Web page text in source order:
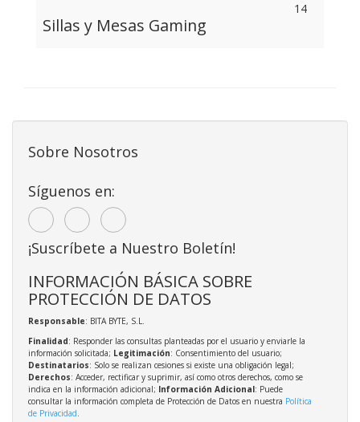
Sillas y Mesas Gaming
14
Sobre Nosotros
Síguenos en:
¡Suscríbete a Nuestro Boletín!
INFORMACIÓN BÁSICA SOBRE
PROTECCIÓN DE DATOS
Responsable: BITA BYTE, S.L.
Finalidad: Responder las consultas planteadas por el usuario y enviarle la
información solicitada; Legitimación: Consentimiento del usuario;
Destinatarios: Solo se realizan cesiones si existe una obligación legal;
Derechos: Acceder, rectificar y suprimir, así como otros derechos, como se
indica en la información adicional; Información Adicional: Puede
consultar la información completa de Protección de Datos en nuestra Política
de Privacidad.